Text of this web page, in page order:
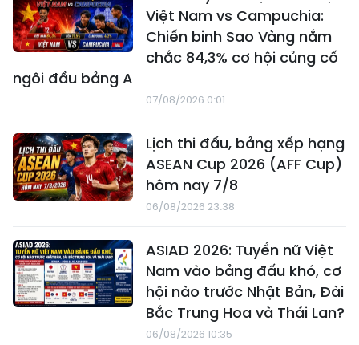
Việt Nam vs Campuchia:
Chiến binh Sao Vàng nắm
chắc 84,3% cơ hội củng cố
ngôi đầu bảng A
07/08/2026 0:01
Lịch thi đấu, bảng xếp hạng
ASEAN Cup 2026 (AFF Cup)
hôm nay 7/8
06/08/2026 23:38
ASIAD 2026: Tuyển nữ Việt
Nam vào bảng đấu khó, cơ
hội nào trước Nhật Bản, Đài
Bắc Trung Hoa và Thái Lan?
06/08/2026 10:35